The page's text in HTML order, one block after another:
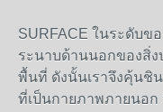
SURFACE ในระดับข
ระนาบด้านนอกของสิ่
พื้นที่ ดังนั้นเราจึงคุ้นชิ
ที่เปนกายภาพภายนอ